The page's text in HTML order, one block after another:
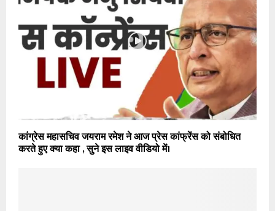
कांग्रेस महासचिव जयराम रमेश ने आज प्रेस कांफ्रेंस को संबोधित
करते हुए क्या कहा , सुने इस लाइव वीडियो में।